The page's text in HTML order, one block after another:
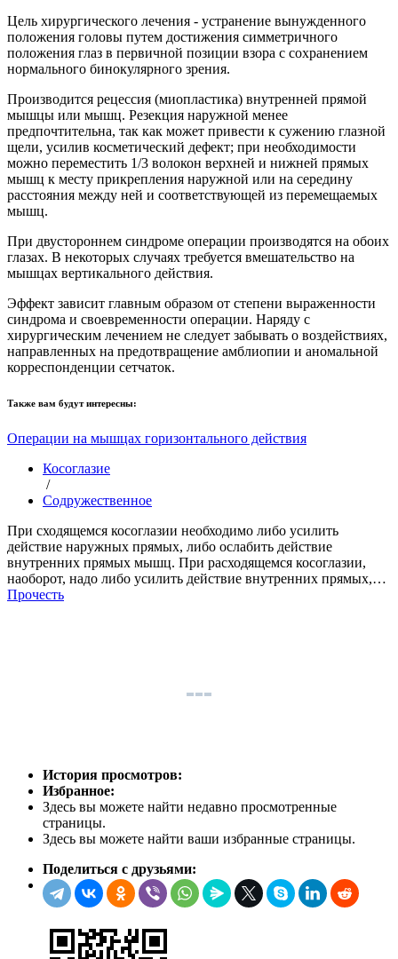
Цель хирургического лечения - устранение вынужденного
положения головы путем достижения симметричного
положения глаз в первичной позиции взора с сохранением
нормального бинокулярного зрения.
Производится рецессия (миопластика) внутренней прямой
мышцы или мышц. Резекция наружной менее
предпочтительна, так как может привести к сужению глазной
щели, усилив косметический дефект; при необходимости
можно переместить 1/3 волокон верхней и нижней прямых
мышц к месту прикрепления наружной или на середину
расстояния между ней и соответствующей из перемещаемых
мышц.
При двустороннем синдроме операции производятся на обоих
глазах. В некоторых случаях требуется вмешательство на
мышцах вертикального действия.
Эффект зависит главным образом от степени выраженности
синдрома и своевременности операции. Наряду с
хирургическим лечением не следует забывать о воздействиях,
направленных на предотвращение амблиопии и аномальной
корреспонденции сетчаток.
Также вам будут интересны:
Операции на мышцах горизонтального действия
Косоглазие
/
Содружественное
При сходящемся косоглазии необходимо либо усилить
действие наружных прямых, либо ослабить действие
внутренних прямых мышц. При расходящемся косоглазии,
наоборот, надо либо усилить действие внутренних прямых,…
Прочесть
История просмотров:
Избранное:
Здесь вы можете найти недавно просмотренные
страницы.
Здесь вы можете найти ваши избранные страницы.
Поделиться с друзьями: